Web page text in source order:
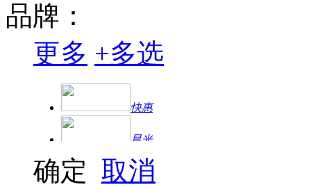
品牌：
更多 +多选
快惠
晨光
得力
确定 取消